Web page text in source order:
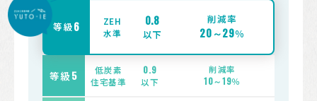
等級6
ZEH
水準
0.8
以下
削減率
20～29％
等級 5
低炭素
住宅基準
0.9
以下
削減率
10～19％